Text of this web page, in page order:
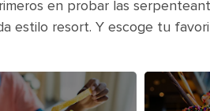
en probar las
estilo resort. Y escoge tu